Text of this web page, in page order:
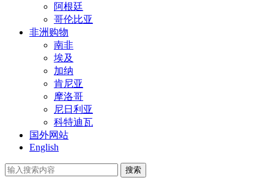
阿根廷
哥伦比亚
非洲购物
南非
埃及
加纳
肯尼亚
摩洛哥
尼日利亚
科特迪瓦
国外网站
English
搜索